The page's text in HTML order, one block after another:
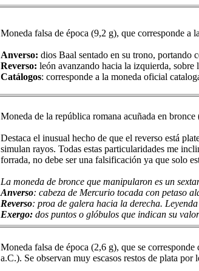
Moneda falsa de época (9,2 g), que corresponde
Anverso: dios Baal sentado en su trono, portando
Reverso: león avanzando hacia la izquierda,
Catálogos: corresponde a la moneda oficial
Moneda de la república romana acuñada en
Destaca el inusual hecho de que el reverso está
simulan rayos. Todas estas particularidades me
forrada, no debe ser una falsificación ya que solo
La moneda de bronce que manipularon es un
Anverso: cabeza de Mercurio tocada con petaso
Reverso: proa de galera hacia la derecha. Leyenda
Exergo:dos puntos o glóbulos que indican su
Moneda falsa de época (2,6 g), que se
a.C.). Se observan muy escasos restos de plata